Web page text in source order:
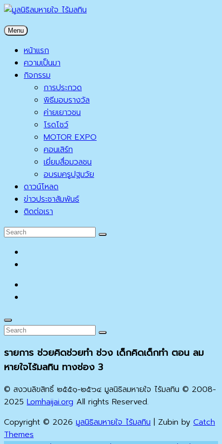
Skip
content
มูลนิธิลมหายใจ ไร้มลทิน
มูลนิธิลมหายใจ ไร้มลทิน
Menu
หน้าแรก
ความเป็นมา
กิจกรรม
การประกวด
พิธีมอบรางวัล
ค่ายเยาวชน
โรดโชว์
MOTOR EXPO
คอนเสิร์ท
เยี่ยมสื่อมวลชน
อบรมครูปฐมวัย
ดาวน์โหลด
ข่าวประชาสัมพันธ์
ติดต่อเรา
Search
Search
Search
Search
Search
รายการ ช่วยคิดช่วยทำ ช่วง เด็กคิดเด็กทำ ตอน ลม
หายใจไร้มลทิน ทางช่อง 3
© สงวนลิขสิทธิ์ ๒๕๕๑-๒๕๖๔ มูลนิธิลมหายใจ ไร้มลทิน © 2008-
2025 Lomhaijai.org All rights Reserved.
Copyright © 2026 มูลนิธิลมหายใจ ไร้มลทิน Zubin by Catch
Themes